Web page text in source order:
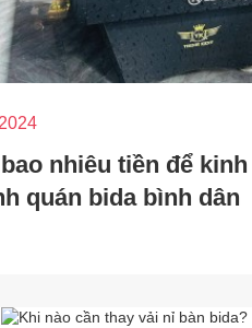
nhiêu tiền để kinh
quán bida bình dân